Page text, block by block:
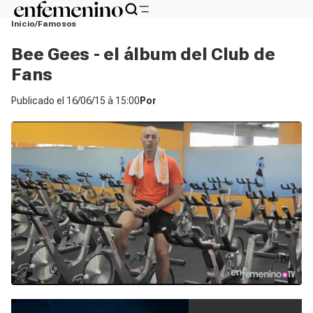
Inicio Famosos
Bee Gees - el álbum del Club de
Fans
Publicado el 16/06/15 à 15:00 Por